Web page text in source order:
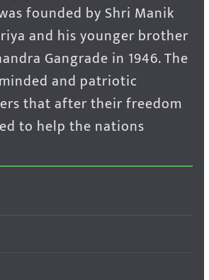
founded by Shri Manik
and his younger brother
Gangrade in 1946. The
and patriotic
that after their freedom
to help the nations